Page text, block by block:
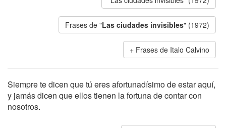
Frases de "Las ciudades invisibles" (1972)
Frases de Italo Calvino
Siempre te dicen que tú eres afortunadísimo de estar aquí,
y jamás dicen que ellos tienen la fortuna de contar con
nosotros.